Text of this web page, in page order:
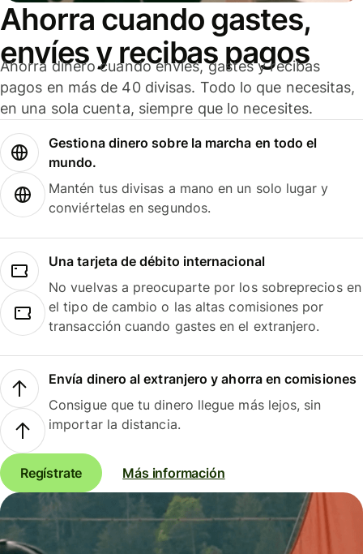
Ahorra cuando gastes,
envíes y recibas pagos
Ahorra dinero cuando envíes, gastes y recibas
pagos en más de 40 divisas. Todo lo que necesitas,
en una sola cuenta, siempre que lo necesites.
Gestiona dinero sobre la marcha en todo el
mundo.
Mantén tus divisas a mano en un solo lugar y
conviértelas en segundos.
Una tarjeta de débito internacional
No vuelvas a preocuparte por los sobreprecios en
el tipo de cambio o las altas comisiones por
transacción cuando gastes en el extranjero.
Envía dinero al extranjero y ahorra en comisiones
Consigue que tu dinero llegue más lejos, sin
importar la distancia.
Regístrate Más información